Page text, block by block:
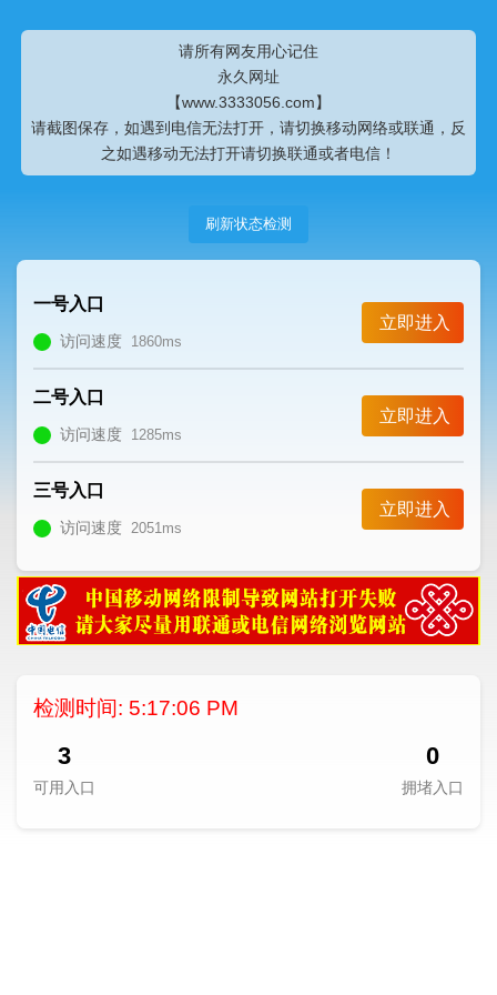
请所有网友用心记住
永久网址
【www.3333056.com】
请截图保存，如遇到电信无法打开，请切换移动网络或联通，反
之如遇移动无法打开请切换联通或者电信！
刷新状态检测
一号入口
访问速度 1860ms
立即进入
二号入口
访问速度 1285ms
立即进入
三号入口
访问速度 2051ms
立即进入
检测时间: 5:17:06 PM
3
可用入口
0
拥堵入口